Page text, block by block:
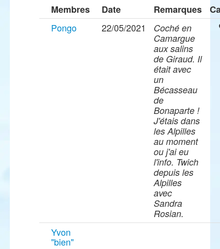
Membres Date Remarques
Pongo
22/05/2021
Coché en
Camargue
aux salins
de Giraud. Il
était avec
un
Bécasseau
de
Bonaparte !
J'étais dans
les Alpilles
au moment
ou j'ai eu
l'info. Twich
depuis les
Alpilles
avec
Sandra
Rosian.
Yvon
"bien"